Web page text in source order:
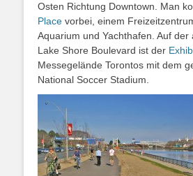
Osten Richtung Downtown. Man
Place vorbei, einem
Aquarium und Yachthafen. Auf
Lake Shore Boulevard ist der
Messegelände Torontos mit dem
National Soccer Stadium.